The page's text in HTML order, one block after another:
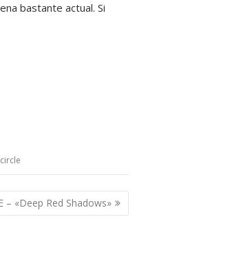
bastante actual. Si
– «Deep Red Shadows»